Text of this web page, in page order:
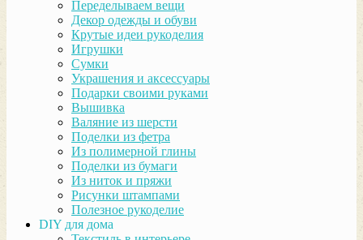
Переделываем вещи
Декор одежды и обуви
Крутые идеи рукоделия
Игрушки
Сумки
Украшения и аксессуары
Подарки своими руками
Вышивка
Валяние из шерсти
Поделки из фетра
Из полимерной глины
Поделки из бумаги
Из ниток и пряжи
Рисунки штампами
Полезное рукоделие
DIY для дома